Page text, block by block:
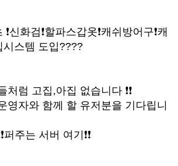
신화검❗할파스갑옷❗캐쉬방어구❗캐
시스템 도입????
처럼 고집,아집 없습니다 ❗❗
운영자와 함께 할 유저분을 기다립니
퍼주는 서버 여기❗❗